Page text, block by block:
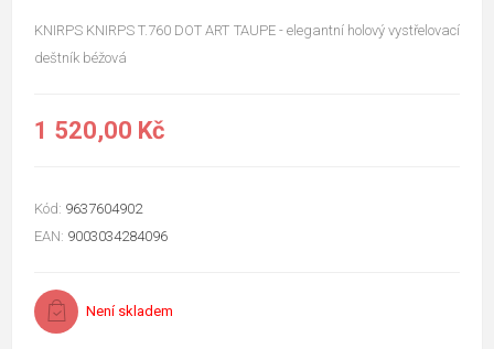
KNIRPS KNIRPS T.760 DOT ART TAUPE - elegantní holový vystřelovací
deštník béžová
1 520,00 Kč
Kód: 9637604902
EAN: 9003034284096
Není skladem